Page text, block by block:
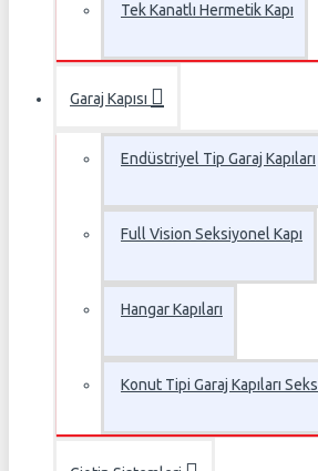
Tek Kanatlı Hermetik Kapı
Garaj Kapısı
Endüstriyel Tip Garaj Kapıları
Full Vision Seksiyonel Kapı
Hangar Kapıları
Konut Tipi Garaj Kapıları